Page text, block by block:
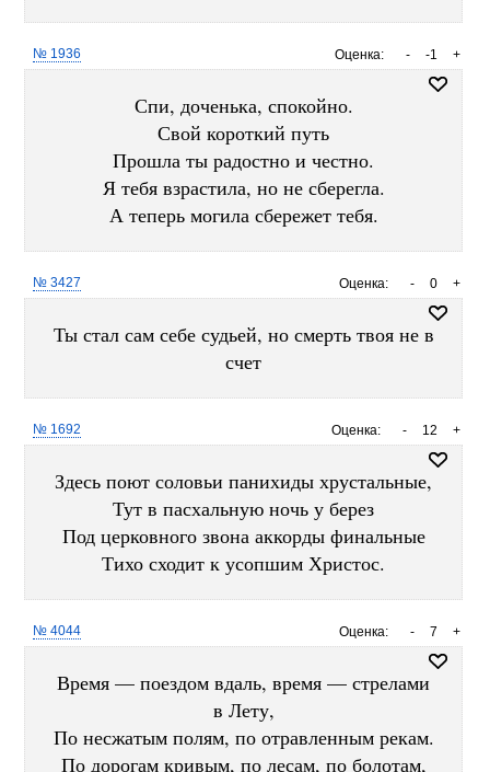
Оценка: +
-1
-
№ 1936
Спи, доченька, спокойно.
Свой короткий путь
Прошла ты радостно и честно.
Я тебя взрастила, но не сберегла.
А теперь могила сбережет тебя.
Оценка: +
0
-
№ 3427
Ты стал сам себе судьей, но смерть твоя не в
счет
Оценка: +
12
-
№ 1692
Здесь поют соловьи панихиды хрустальные,
Тут в пасхальную ночь у берез
Под церковного звона аккорды финальные
Тихо сходит к усопшим Христос.
Оценка: +
7
-
№ 4044
Время — поездом вдаль, время — стрелами
в Лету,
По несжатым полям, по отравленным рекам.
По дорогам кривым, по лесам, по болотам,